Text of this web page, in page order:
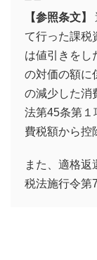
【参照条文】
て行った課税
は値引きをし
の対価の額に
の減少した消
法第45条第１
費税額から控
また、適格返
税法施行令第